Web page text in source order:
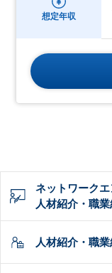
想定年収
ネットワーク
人材紹介・職
人材紹介・職